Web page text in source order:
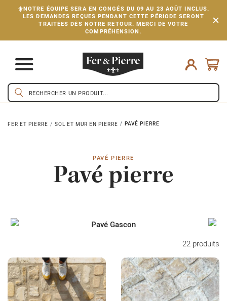
☀️NOTRE ÉQUIPE SERA EN CONGÉS DU 09 AU 23 AOÛT INCLUS.
LES DEMANDES REÇUES PENDANT CETTE PÉRIODE SERONT
TRAITÉES DÈS NOTRE RETOUR. MERCI DE VOTRE
COMPRÉHENSION.
FER ET PIERRE SOL ET MUR EN PIERRE PAVÉ PIERRE
PAVÉ PIERRE
Pavé pierre
Pavé Gascon
22 produits